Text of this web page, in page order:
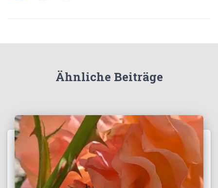
Ähnliche Beiträge